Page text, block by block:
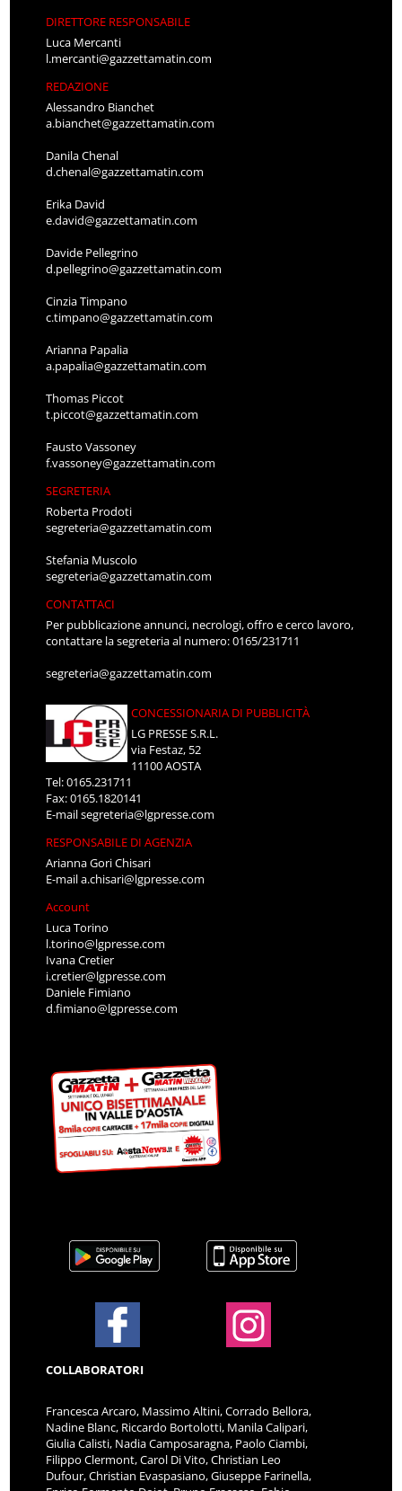
DIRETTORE RESPONSABILE
Luca Mercanti
l.mercanti@gazzettamatin.com
REDAZIONE
Alessandro Bianchet
a.bianchet@gazzettamatin.com
Danila Chenal
d.chenal@gazzettamatin.com
Erika David
e.david@gazzettamatin.com
Davide Pellegrino
d.pellegrino@gazzettamatin.com
Cinzia Timpano
c.timpano@gazzettamatin.com
Arianna Papalia
a.papalia@gazzettamatin.com
Thomas Piccot
t.piccot@gazzettamatin.com
Fausto Vassoney
f.vassoney@gazzettamatin.com
SEGRETERIA
Roberta Prodoti
segreteria@gazzettamatin.com
Stefania Muscolo
segreteria@gazzettamatin.com
CONTATTACI
Per pubblicazione annunci, necrologi, offro e cerco lavoro,
contattare la segreteria al numero: 0165/231711
segreteria@gazzettamatin.com
CONCESSIONARIA DI PUBBLICITÀ
LG PRESSE S.R.L.
via Festaz, 52
11100 AOSTA
Tel: 0165.231711
Fax: 0165.1820141
E-mailsegreteria@lgpresse.com
RESPONSABILE DI AGENZIA
Arianna Gori Chisari
E-maila.chisari@lgpresse.com
Account
Luca Torino
l.torino@lgpresse.com
Ivana Cretier
i.cretier@lgpresse.com
Daniele Fimiano
d.fimiano@lgpresse.com
COLLABORATORI
Francesca Arcaro, Massimo Altini, Corrado Bellora,
Nadine Blanc, Riccardo Bortolotti, Manila Calipari,
Giulia Calisti, Nadia Camposaragna, Paolo Ciambi,
Filippo Clermont, Carol Di Vito, Christian Leo
Dufour, Christian Evaspasiano, Giuseppe Farinella,